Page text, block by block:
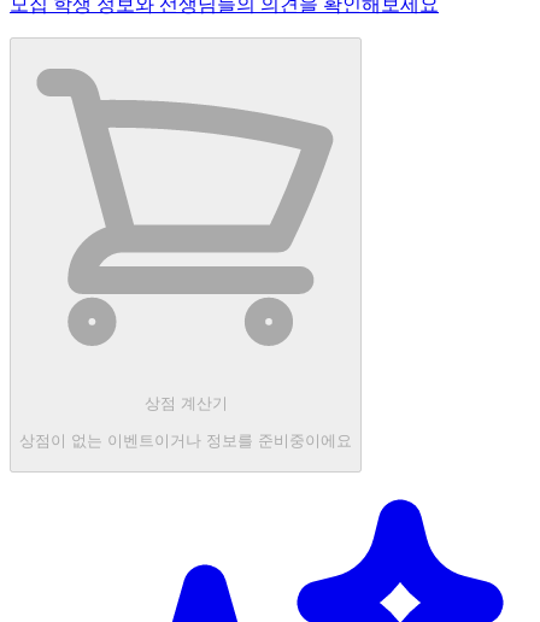
상점 계산기
상점이 없는 이벤트이거나 정보를 준비중이에요